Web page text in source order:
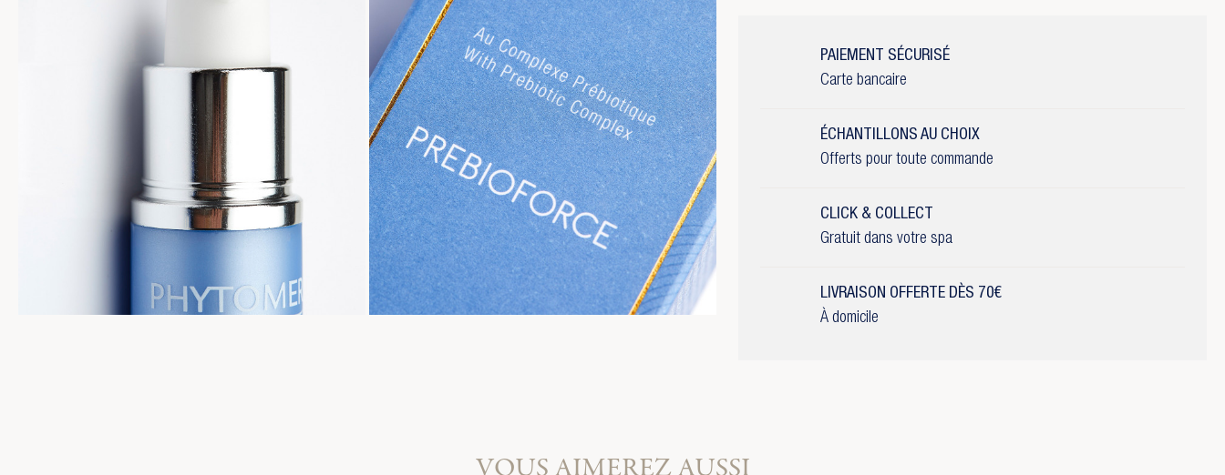
PAIEMENT SÉCURISÉ
Carte bancaire
ÉCHANTILLONS AU CHOIX
Offerts pour toute commande
CLICK & COLLECT
Gratuit dans votre spa
LIVRAISON OFFERTE DÈS 70€
À domicile